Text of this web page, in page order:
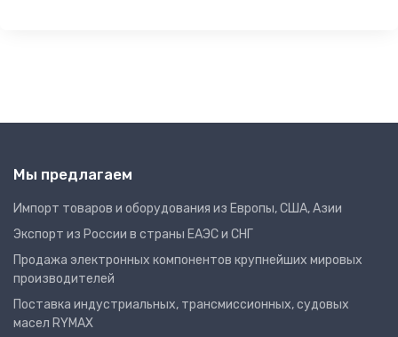
Мы предлагаем
Импорт товаров и оборудования из Европы, США, Азии
Экспорт из России в страны ЕАЭС и СНГ
Продажа электронных компонентов крупнейших мировых
производителей
Поставка индустриальных, трансмиссионных, судовых
масел RYMAX